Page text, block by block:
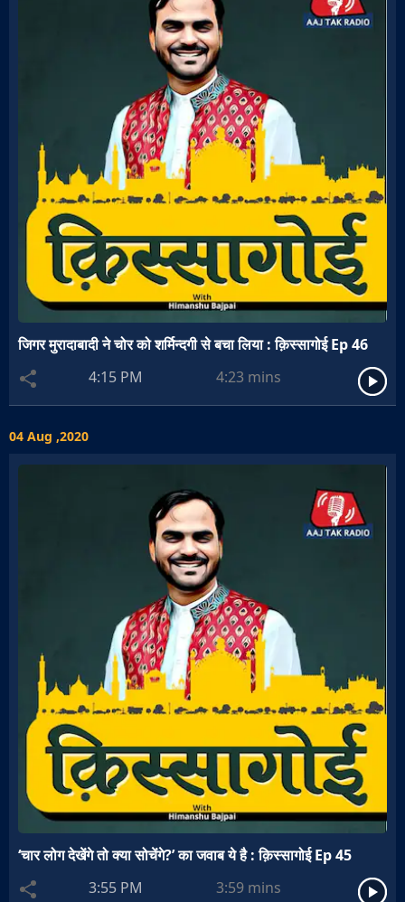
जिगर मुरादाबादी ने चोर को शर्मिन्दगी से बचा लिया : क़िस्सागोई Ep 46
4:15 PM
4:23 mins
04 Aug ,2020
‘चार लोग देखेंगे तो क्या सोचेंगे?’ का जवाब ये है : क़िस्सागोई Ep 45
3:55 PM
3:59 mins